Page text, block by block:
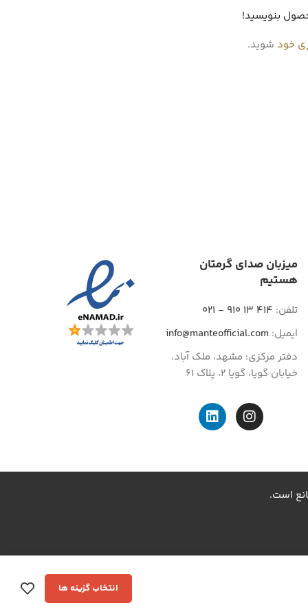
بنویسید!
خود شوید.
میزبان صدای گرمتان
هستیم
تلفن: 414 13 910 - 021
ایمیل: info@manteofficial.com
دفتر مرکزی: مشهد، ملک آباد،
خیابان گویا، گویا 2، پلاک 61
است.
انتخاب گزینه ها